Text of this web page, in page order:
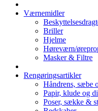
Værnemidler
Briller
Hjelme
Høreværn/
Masker & Filtre
Rengøringsartikler
Håndrens, sæbe
Papir, klude og
Poser, sække &